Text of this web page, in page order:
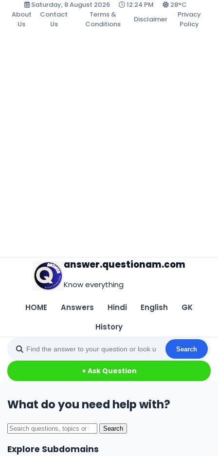
Saturday, 8 August 2026 12:24 PM
28°C
About
Us
Contact
Us
Terms &
Conditions
Disclaimer
Privacy
Policy
answer.questionam.com
Know everything
HOME Answers Hindi English
GK
History
Search
+ Ask Question
What do you need help with?
Search
Explore Subdomains